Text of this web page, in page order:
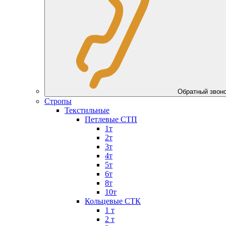
Обратный
Стропы
Текстильные
Петлевые СТП
1т
2т
3т
4т
5т
6т
8т
10т
Кольцевые СТК
1 т
2 т